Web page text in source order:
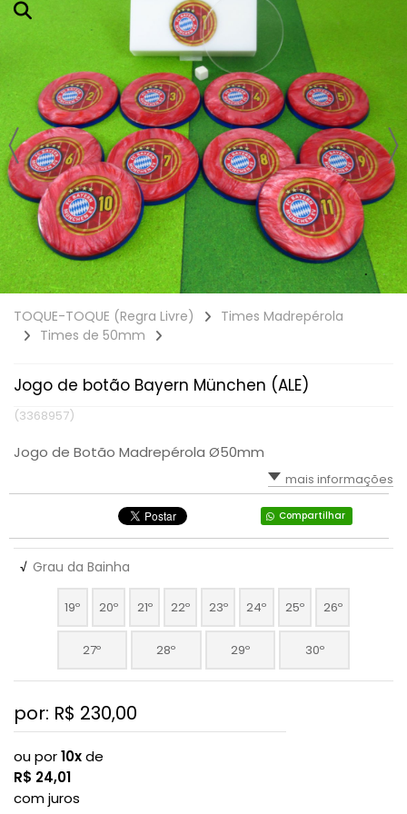
TOQUE-TOQUE (Regra Livre)
Times Madrepérola
Times de 50mm
Jogo de botão Bayern München (ALE)
(3368957)
Jogo de Botão Madrepérola Ø50mm
mais informações
Compartilhar
√ Grau da Bainha
19º 20º 21º 22º 23º 24º 25º 26º
27º 28º 29º 30º
por: R$ 230,00
ou por10xde
R$ 24,01
com juros